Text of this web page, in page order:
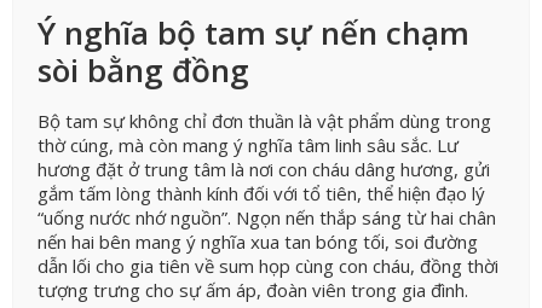
Ý nghĩa bộ tam sự nến chạm
sòi bằng đồng
Bộ tam sự không chỉ đơn thuần là vật phẩm dùng trong
thờ cúng, mà còn mang ý nghĩa tâm linh sâu sắc. Lư
hương đặt ở trung tâm là nơi con cháu dâng hương, gửi
gắm tấm lòng thành kính đối với tổ tiên, thể hiện đạo lý
“uống nước nhớ nguồn”. Ngọn nến thắp sáng từ hai chân
nến hai bên mang ý nghĩa xua tan bóng tối, soi đường
dẫn lối cho gia tiên về sum họp cùng con cháu, đồng thời
tượng trưng cho sự ấm áp, đoàn viên trong gia đình.